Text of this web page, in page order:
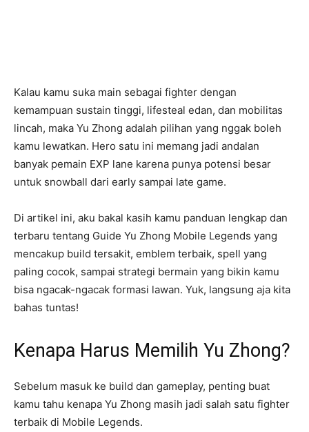
Kalau kamu suka main sebagai fighter dengan
kemampuan sustain tinggi, lifesteal edan, dan mobilitas
lincah, maka Yu Zhong adalah pilihan yang nggak boleh
kamu lewatkan. Hero satu ini memang jadi andalan
banyak pemain EXP lane karena punya potensi besar
untuk snowball dari early sampai late game.
Di artikel ini, aku bakal kasih kamu panduan lengkap dan
terbaru tentang Guide Yu Zhong Mobile Legends yang
mencakup build tersakit, emblem terbaik, spell yang
paling cocok, sampai strategi bermain yang bikin kamu
bisa ngacak-ngacak formasi lawan. Yuk, langsung aja kita
bahas tuntas!
Kenapa Harus Memilih Yu Zhong?
Sebelum masuk ke build dan gameplay, penting buat
kamu tahu kenapa Yu Zhong masih jadi salah satu fighter
terbaik di Mobile Legends.